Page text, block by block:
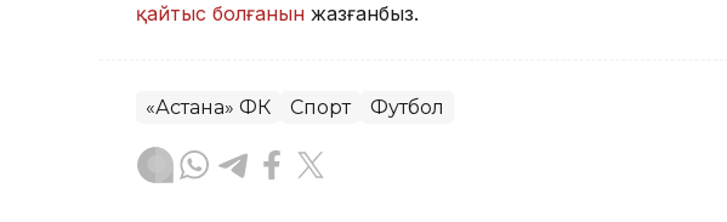
қайтыс болғанын жазғанбыз.
«Астана» ФК Спорт Футбол